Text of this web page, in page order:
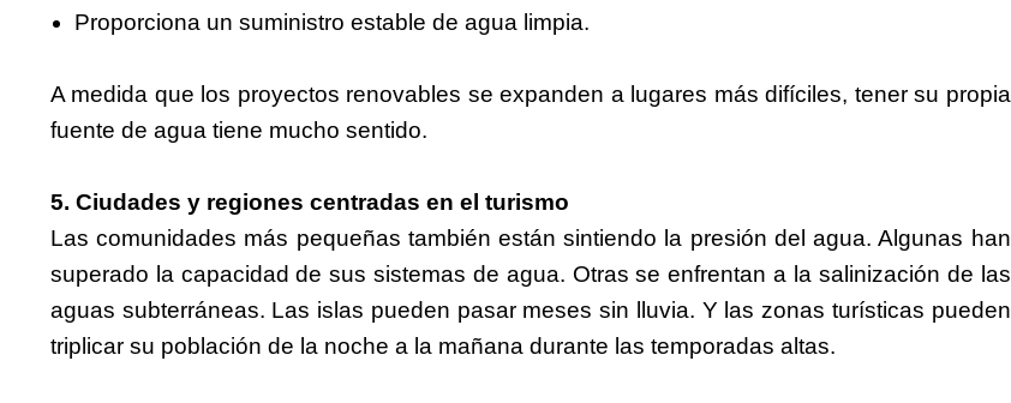
Proporciona un suministro estable de agua limpia.
A medida que los proyectos renovables se expanden a lugares más difíciles, tener su propia
fuente de agua tiene mucho sentido.
5. Ciudades y regiones centradas en el turismo
Las comunidades más pequeñas también están sintiendo la presión del agua. Algunas han
superado la capacidad de sus sistemas de agua. Otras se enfrentan a la salinización de las
aguas subterráneas. Las islas pueden pasar meses sin lluvia. Y las zonas turísticas pueden
triplicar su población de la noche a la mañana durante las temporadas altas.